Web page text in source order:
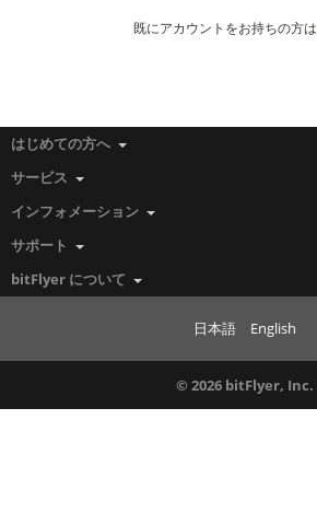
既にアカウントをお持ちの方は
はじめての方へ
サービス
インフォメーション
サポート
bitFlyer について
日本語 English
© 2026 bitFlyer, Inc.